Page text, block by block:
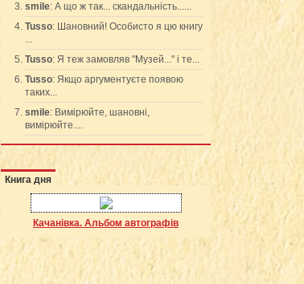
smile: А що ж так... скандальність......
Tusso: Шановний! Особисто я цю книгу
...
Tusso: Я теж замовляв "Музей..." і те...
Tusso: Якщо аргументуєте появою
таких...
smile: Вимірюйте, шановні,
вимірюйте....
Книга дня
Качанівка. Альбом автографів